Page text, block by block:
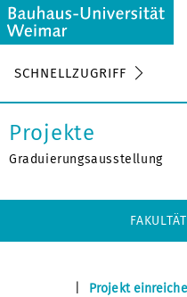
SCHNELLZUGRIFF
Projekte
Graduierungsausstellung
Projekt